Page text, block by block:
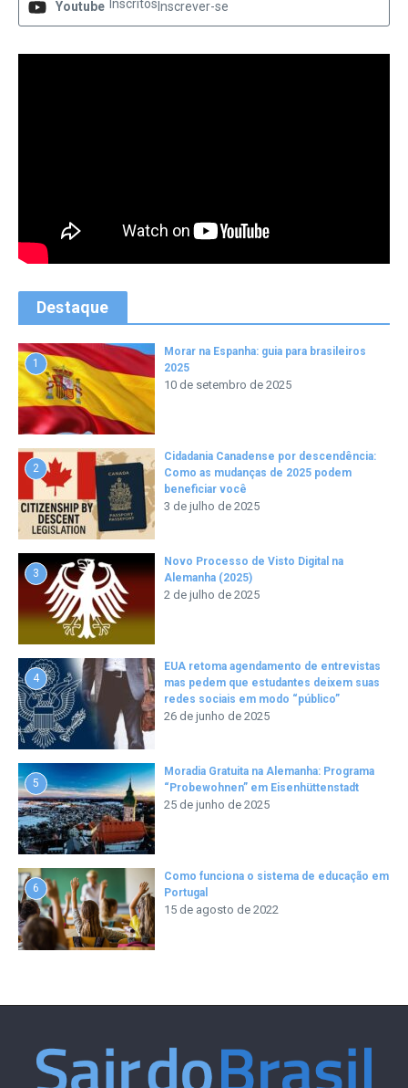
Youtube Inscritos Inscrever-se
Destaque
1
Morar na Espanha: guia para brasileiros
2025
10 de setembro de 2025
2
Cidadania Canadense por descendência:
Como as mudanças de 2025 podem
beneficiar você
3 de julho de 2025
3
Novo Processo de Visto Digital na
Alemanha (2025)
2 de julho de 2025
4
EUA retoma agendamento de entrevistas
mas pedem que estudantes deixem suas
redes sociais em modo “público”
26 de junho de 2025
5
Moradia Gratuita na Alemanha: Programa
“Probewohnen” em Eisenhüttenstadt
25 de junho de 2025
6
Como funciona o sistema de educação em
Portugal
15 de agosto de 2022